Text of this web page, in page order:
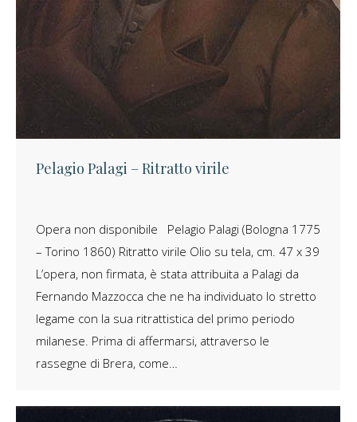
Pelagio Palagi – Ritratto virile
Opera non disponibile Pelagio Palagi (Bologna 1775
– Torino 1860) Ritratto virile Olio su tela, cm. 47 x 39
L’opera, non firmata, è stata attribuita a Palagi da
Fernando Mazzocca che ne ha individuato lo stretto
legame con la sua ritrattistica del primo periodo
milanese. Prima di affermarsi, attraverso le
rassegne di Brera, come…